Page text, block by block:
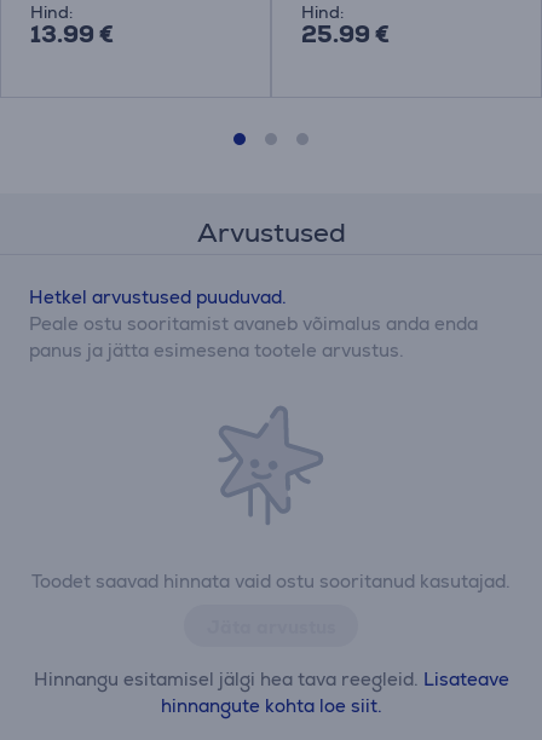
Hind:
13.99 €
Hind:
25.99 €
Arvustused
Toodet saavad hinnata vaid ostu sooritanud kasutajad.
Hinnangu esitamisel jälgi hea tava reegleid. Lisateave
hinnangute kohta loe siit.
Hetkel arvustused puuduvad.
Peale ostu sooritamist avaneb võimalus anda enda
panus ja jätta esimesena tootele arvustus.